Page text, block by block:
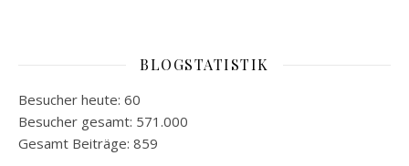
BLOGSTATISTIK
Besucher heute: 60
Besucher gesamt: 571.000
Gesamt Beiträge: 859